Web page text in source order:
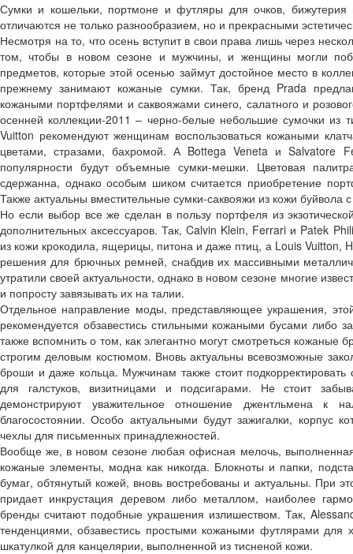
Сумки и кошельки, портмоне и футляры для очков,
отличаются не только разнообразием, но и прекрасными
Несмотря на то, что осень вступит в свои права лишь через
том, чтобы в новом сезоне и мужчины, и женщины могли
предметов, которые этой осенью займут достойное место в
прежнему занимают кожаные сумки. Так, бренд Prada
кожаными портфелями и саквояжами синего, салатного и
осенней коллекции-2011 – черно-белые небольшие сумочки из
Vuitton рекомендуют женщинам воспользоваться кожаными
цветами, стразами, бахромой. А Bottega Veneta и Salvatore
популярности будут объемные сумки-мешки. Цветовая
сдержанна, однако особым шиком считается приобретение
Также актуальны вместительные сумки-саквояжи из кожи
Но если выбор все же сделан в пользу портфеля из
дополнительных аксессуаров. Так, Calvin Klein, Ferrari и Patek
из кожи крокодила, ящерицы, питона и даже птиц, а Louis Vuitton,
решения для брючных ремней, снабдив их массивными
утратили своей актуальности, однако в новом сезоне многие
и попросту завязывать их на талии.
Отдельное направление моды, представляющее украшения,
рекомендуется обзавестись стильными кожаными бусами
также вспомнить о том, как элегантно могут смотреться кожаные
строгим деловым костюмом. Вновь актуальны всевозможные
броши и даже кольца. Мужчинам также стоит
для галстуков, визитницами и подсигарами. Не стоит
демонстрируют уважительное отношение джентльмена к
благосостоянии. Особо актуальными будут зажигалки, корпус
чехлы для письменных принадлежностей.
Вообще же, в новом сезоне любая офисная мелочь,
кожаные элементы, модна как никогда. Блокноты и папки,
бумаг, обтянутый кожей, вновь востребованы и актуальны. При
придает инкрустация деревом либо металлом, наиболее
бренды считают подобные украшения излишеством. Так,
тенденциями, обзавестись простыми кожаными футлярами
шкатулкой для канцелярии, выполненной из тисненой кожи.